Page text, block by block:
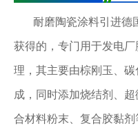
耐磨陶瓷涂料引进德
获得的，专门用于发电
理，其主要由棕刚玉、
成，同时添加烧结剂、
合材料粉末、复合胶黏